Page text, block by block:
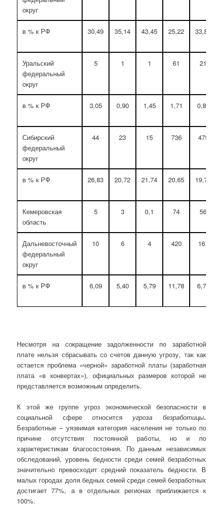
округ
в % к РФ 30,49 35,14 43,45 25,22 33,87
Уральский
федеральный
округ
5 1 1 61 21
в % к РФ 3,05 0,90 1,45 1,71 0,87
Сибирский
федеральный
округ
44 23 15 736 475
в % к РФ 26,83 20,72 21,74 20,65 19,79
Кемеровская
область
5 3 0,1 74 56
Дальневосточный
федеральный
округ
10 6 4 420 161
в % к РФ 6,09 5,40 5,79 11,78 6,71
Несмотря на сокращение задолженности по заработной
плате нельзя сбрасывать со счетов данную угрозу, так как
остается проблема «черной» заработной платы (заработная
плата «в конвертах»), официальных размеров которой не
представляется возможным определить.
К этой же группе угроз экономической безопасности в
социальной сфере относитсяугроза безработицы.
Безработные – уязвимая категория населения не только по
причине отсутствия постоянной работы, но и по
характеристикам благосостояния. По данным независимых
обследований, уровень бедности среди семей безработных
значительно превосходит средний показатель бедности. В
малых городах доля бедных семей среди семей безработных
достигает 77%, а в отдельных регионах приближается к
100%.